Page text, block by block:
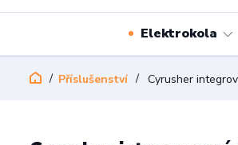
Elektrokola
Příslušenství Cyrusher